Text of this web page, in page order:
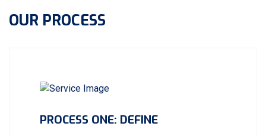
OUR PROCESS
PROCESS ONE: DEFINE